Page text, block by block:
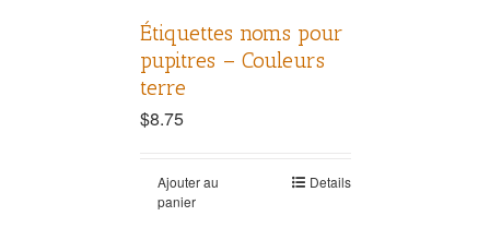
Étiquettes noms pour
pupitres – Couleurs
terre
$8.75
Ajouter au
panier
Details